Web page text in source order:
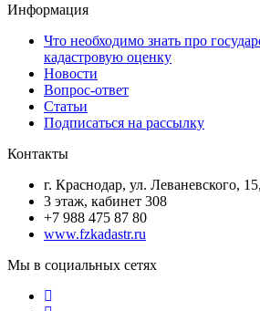
Информация
Что необходимо знать про
кадастровую оценку
Новости
Вопрос-ответ
Статьи
Подписаться на рассылку
Контакты
г. Краснодар, ул. Леваневского, 15,
3 этаж, кабинет 308
+7 988 475 87 80
www.fzkadastr.ru
Мы в социальных сетях